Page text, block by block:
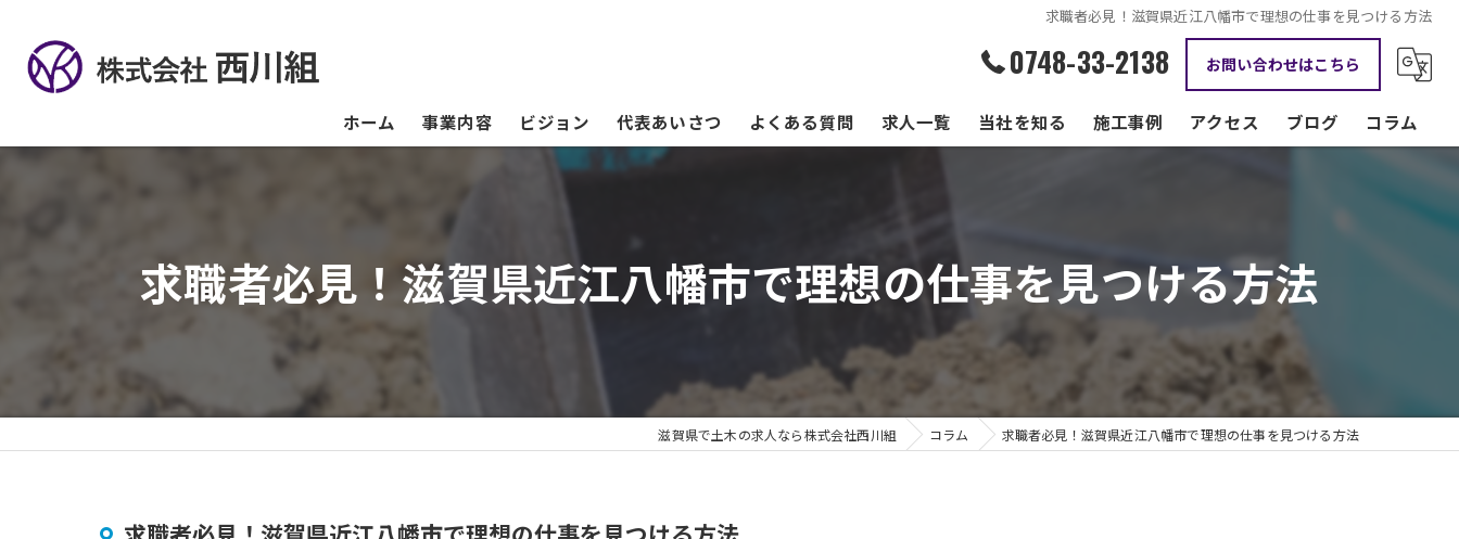
求職者必見！滋賀県近江八幡市で理想の仕事を見つける方法
0748-33-2138 お問い合わせはこちら
ホーム 事業内容 ビジョン 代表あいさつ よくある質問 求人一覧 当社を知る
現場監督
転職
働きやすい
施工事例 アクセス ブログ コラム
求職者必見！滋賀県近江八幡市で理想の仕事を見つける方法
滋賀県で土木の求人なら株式会社西川組 コラム 求職者必見！滋賀県近江八幡市で理想の仕事を見つける方法